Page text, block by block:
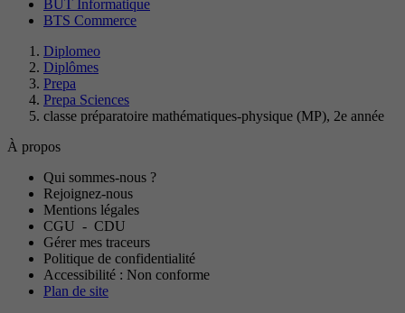
BUT Informatique
BTS Commerce
Diplomeo
Diplômes
Prepa
Prepa Sciences
classe préparatoire mathématiques-physique (MP), 2e année
À propos
Qui sommes-nous ?
Rejoignez-nous
Mentions légales
CGU - CDU
Gérer mes traceurs
Politique de confidentialité
Accessibilité : Non conforme
Plan de site